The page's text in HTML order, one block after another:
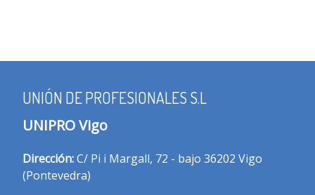
UNIÓN DE PROFESIONALES S.L
UNIPRO Vigo
Dirección:C/ Pi i Margall, 72 - bajo 36202 Vigo
(Pontevedra)